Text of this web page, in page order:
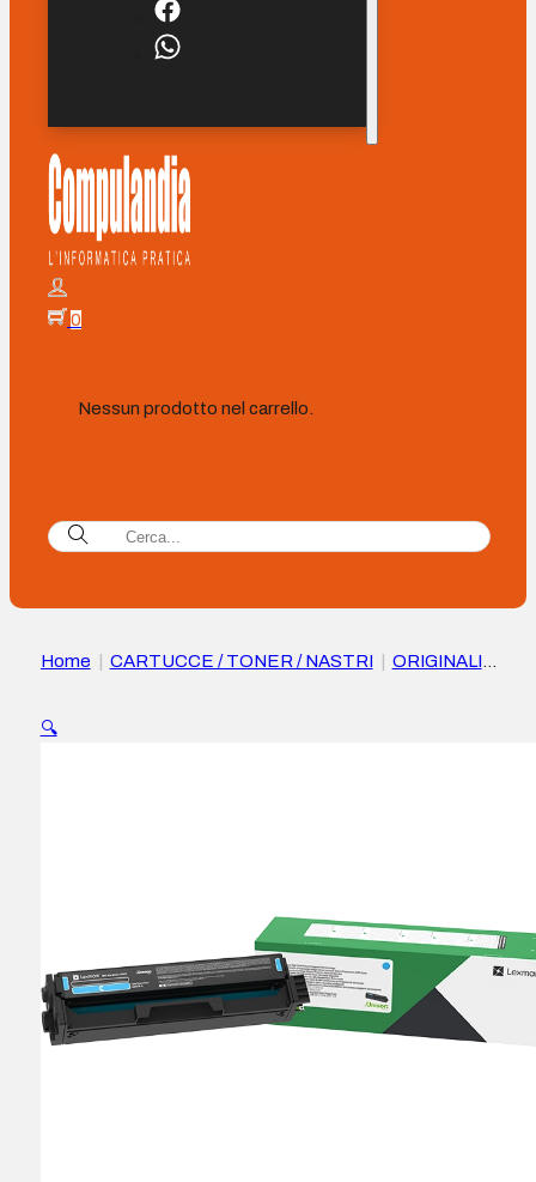
0
Nessun prodotto nel carrello.
Home CARTUCCE / TONER / NASTRI
ORIGINALI
20N2HC0/20N0H20
🔍